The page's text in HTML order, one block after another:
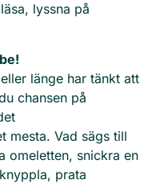
lyssna på
länge har tänkt att
chansen på
mesta. Vad sägs till
omeletten, snickra en
prata